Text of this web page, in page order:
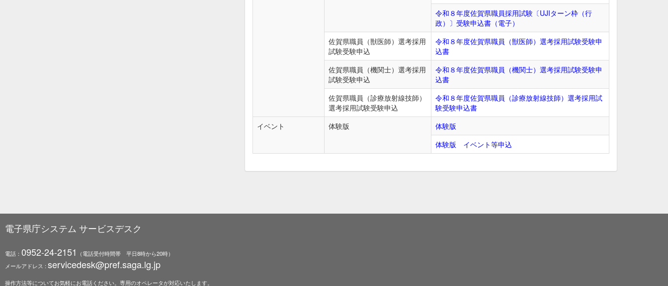
令和８年度佐賀県職員採用試験〔UJIターン枠（行
政）〕受験申込書（電子）
佐賀県職員（獣医師）選考採用
試験受験申込
令和８年度佐賀県職員（獣医師）選考採用試験受験申
込書
佐賀県職員（機関士）選考採用
試験受験申込
令和８年度佐賀県職員（機関士）選考採用試験受験申
込書
佐賀県職員（診療放射線技師）
選考採用試験受験申込
令和８年度佐賀県職員（診療放射線技師）選考採用試
験受験申込書
イベント
体験版
体験版
体験版 イベント等申込
電子県庁システム サービスデスク
電話： 0952-24-2151
（電話受付時間帯 平日8時から20時）
メールアドレス : servicedesk@pref.saga.lg.jp
操作方法等についてお気軽にお電話ください。専用のオペレータが対応いたします。